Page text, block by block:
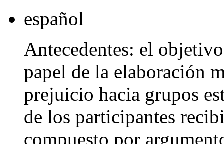
español
Antecedentes: el
papel de la elaboración
prejuicio hacia grupos
de los participantes
compuesto por